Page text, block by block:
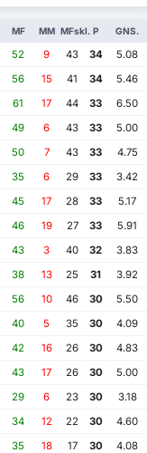
MF MM MFskl. P GNS.
52 9 43 34
5.08
56 15 41 34
5.46
61 17 44 33
6.50
49 6 43 33
5.00
50 7 43 33
4.75
35 6 29 33
3.42
45 17 28 33
5.17
46 19 27 33
5.91
43 3 40 32
3.83
38 13 25 31
3.92
56 10 46 30
5.50
40 5 35 30
4.09
42 16 26 30
4.83
43 17 26 30
5.00
29 6 23 30
3.18
34 12 22 30
4.60
35 18 17 30
4.08